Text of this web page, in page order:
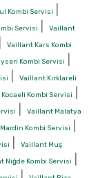
Kombi Servisi
Servisi
Vaillant
Vaillant Kars Kombi
Kombi Servisi
Vaillant Kırklareli
Kombi Servisi
Vaillant Malatya
Kombi Servisi
Vaillant Muş
Niğde Kombi Servisi